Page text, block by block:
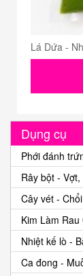
Lá Dứa -
Dụng cụ
Phới đánh
Rây bột -
Cây vét -
Kim Làm Rau
Nhiệt kế lò -
Ca đong -